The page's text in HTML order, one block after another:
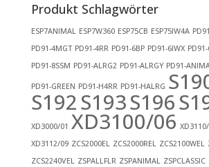
Produkt Schlagwörter
ESP7ANIMAL ESP7W360 ESP75CB ESP75IW4A
PD91-4MGT PD91-4RR PD91-6BP PD91-6IWX PD91-
PD91-8SSM PD91-ALRG2 PD91-ALRGY PD91-
PD91-GREEN PD91-H4RR PD91-HALRG
S192S193S196
XD3000/01 XD3100/06
XD3112/09 ZCS2000EL ZCS2000REL ZCS2100WEL
ZCS2240VEL ZSPALLFLR ZSPANIMAL ZSPCLASSIC